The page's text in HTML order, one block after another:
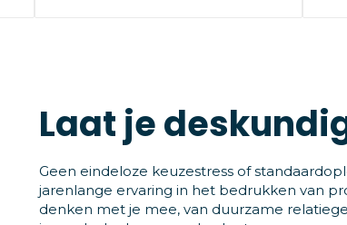
Laat je
Geen eindeloze keuzestress of
jarenlange ervaring in het bedrukken van
denken met je mee, van duurzame